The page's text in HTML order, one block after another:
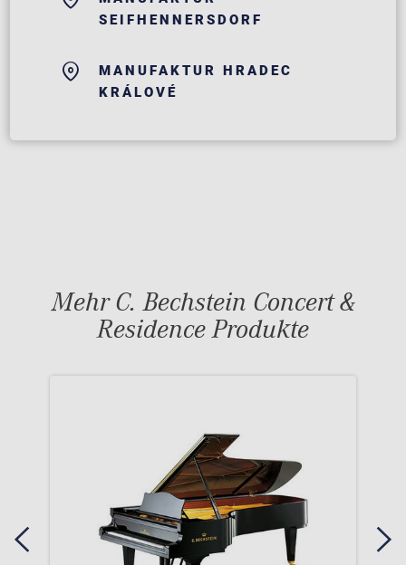
SEIFHENNERSDORF
MANUFAKTUR HRADEC
KRÁLOVÉ
Mehr C. Bechstein Concert &
Residence Produkte